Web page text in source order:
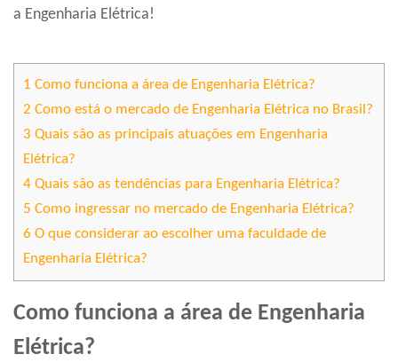
a Engenharia Elétrica!
1 Como funciona a área de Engenharia Elétrica?
2 Como está o mercado de Engenharia Elétrica no Brasil?
3 Quais são as principais atuações em Engenharia
Elétrica?
4 Quais são as tendências para Engenharia Elétrica?
5 Como ingressar no mercado de Engenharia Elétrica?
6 O que considerar ao escolher uma faculdade de
Engenharia Elétrica?
Como funciona a área de Engenharia
Elétrica?